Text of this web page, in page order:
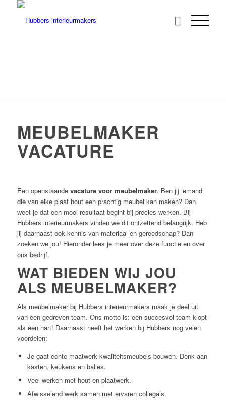
MEUBELMAKER
VACATURE
Een openstaande vacature voor meubelmaker. Ben jij iemand
die van elke plaat hout een prachtig meubel kan maken? Dan
weet je dat een mooi resultaat begint bij precies werken. Bij
Hubbers interieurmakers vinden we dit ontzettend belangrijk. Heb
jij daarnaast ook kennis van materiaal en gereedschap? Dan
zoeken we jou! Hieronder lees je meer over deze functie en over
ons bedrijf.
WAT BIEDEN WIJ JOU
ALS MEUBELMAKER?
Als meubelmaker bij Hubbers interieurmakers maak je deel uit
van een gedreven team. Ons motto is: een succesvol team klopt
als een hart! Daarnaast heeft het werken bij Hubbers nog velen
voordelen;
Je gaat echte maatwerk kwaliteitsmeubels bouwen. Denk aan
kasten, keukens en balies.
Veel werken met hout en plaatwerk.
Afwisselend werk samen met ervaren collega’s.